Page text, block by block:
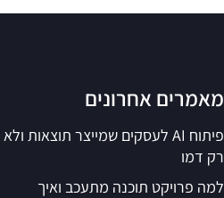
מאמרים אחרונים
פיתוח AI לעסקים שמייצר תוצאות ולא
רק דמו
למה פרויקט תוכנה מתעכב ואיך